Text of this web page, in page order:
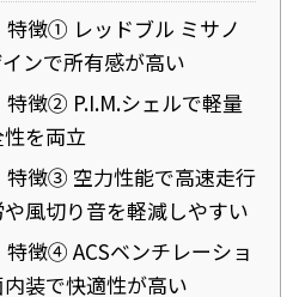
特徴① レッドブル ミサノ
ンで所有感が高い
特徴② P.I.M.シェルで軽量
を両立
特徴③ 空力性能で高速走行
風切り音を軽減しやすい
特徴④ ACSベンチレーショ
内装で快適性が高い